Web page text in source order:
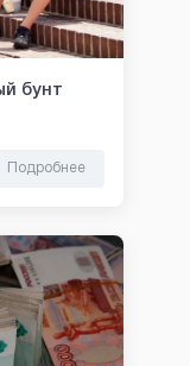
бунт
Подробнее